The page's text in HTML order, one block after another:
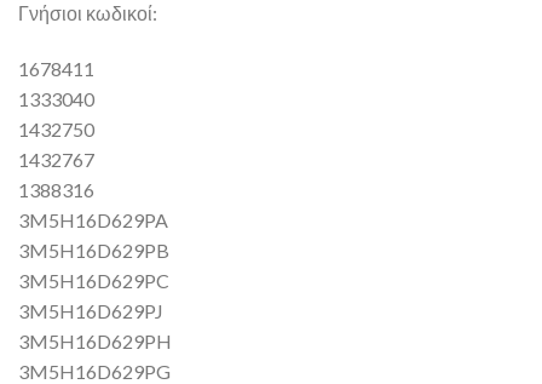
Γνήσιοι κωδικοί:
1678411
1333040
1432750
1432767
1388316
3M5H16D629PA
3M5H16D629PB
3M5H16D629PC
3M5H16D629PJ
3M5H16D629PH
3M5H16D629PG